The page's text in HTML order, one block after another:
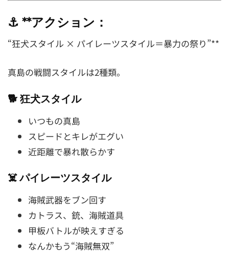
⚓ **アクション：
“狂犬スタイル × パイレーツスタイル＝暴力の祭り”**
真島の戦闘スタイルは2種類。
🐕 狂犬スタイル
いつもの真島
スピードとキレがエグい
近距離で暴れ散らかす
☠️ パイレーツスタイル
海賊武器をブン回す
カトラス、銃、海賊道具
甲板バトルが映えすぎる
なんかもう“海賊無双”